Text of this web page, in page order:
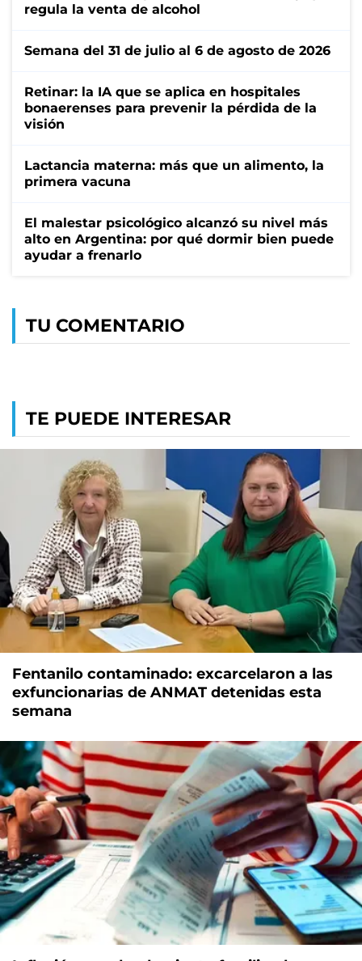
regula la venta de alcohol
Semana del 31 de julio al 6 de agosto de 2026
Retinar: la IA que se aplica en hospitales
bonaerenses para prevenir la pérdida de la
visión
Lactancia materna: más que un alimento, la
primera vacuna
El malestar psicológico alcanzó su nivel más
alto en Argentina: por qué dormir bien puede
ayudar a frenarlo
TU COMENTARIO
TE PUEDE INTERESAR
Fentanilo contaminado: excarcelaron a las
exfuncionarias de ANMAT detenidas esta
semana